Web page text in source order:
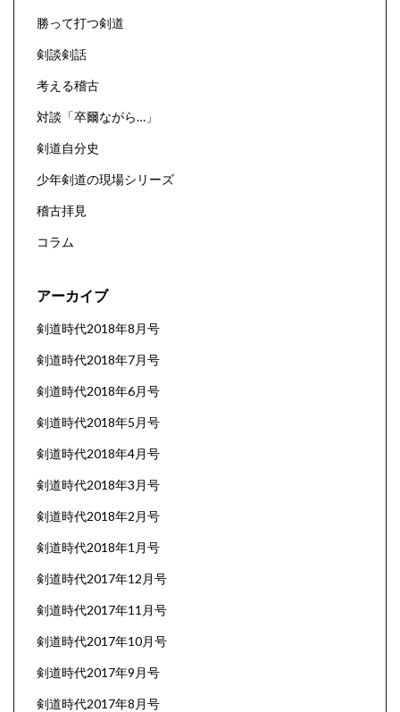
勝って打つ剣道
剣談剣話
考える稽古
対談「卒爾ながら…」
剣道自分史
少年剣道の現場シリーズ
稽古拝見
コラム
アーカイブ
剣道時代2018年8月号
剣道時代2018年7月号
剣道時代2018年6月号
剣道時代2018年5月号
剣道時代2018年4月号
剣道時代2018年3月号
剣道時代2018年2月号
剣道時代2018年1月号
剣道時代2017年12月号
剣道時代2017年11月号
剣道時代2017年10月号
剣道時代2017年9月号
剣道時代2017年8月号